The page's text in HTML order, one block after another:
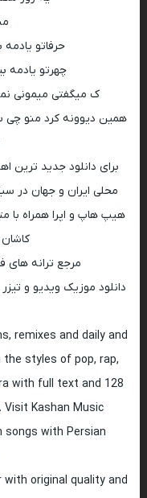
حرفاتو
چهرتو یادمه
ک میگفتی میمونی
همین دیوونه کرد منو چی
برای دانلود جدید ترین
محلی ایران و جهان در
مرجع ترانه های
دانلود موزیک ویدیو و
remixes and daily and
styles of pop, rap,
with full text and 128
Kashan Music
songs with Persian
original quality and